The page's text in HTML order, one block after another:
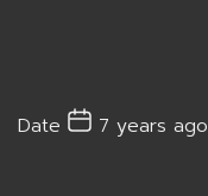
Date 7 years ago